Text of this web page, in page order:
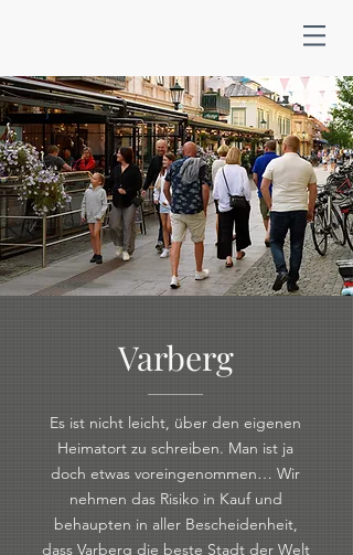
Varberg
Es ist nicht leicht, über den eigenen
Heimatort zu schreiben. Man ist ja
doch etwas voreingenommen… Wir
nehmen das Risiko in Kauf und
behaupten in aller Bescheidenheit,
dass Varberg die beste Stadt der Welt